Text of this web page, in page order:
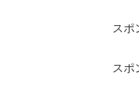
スポ
スポ